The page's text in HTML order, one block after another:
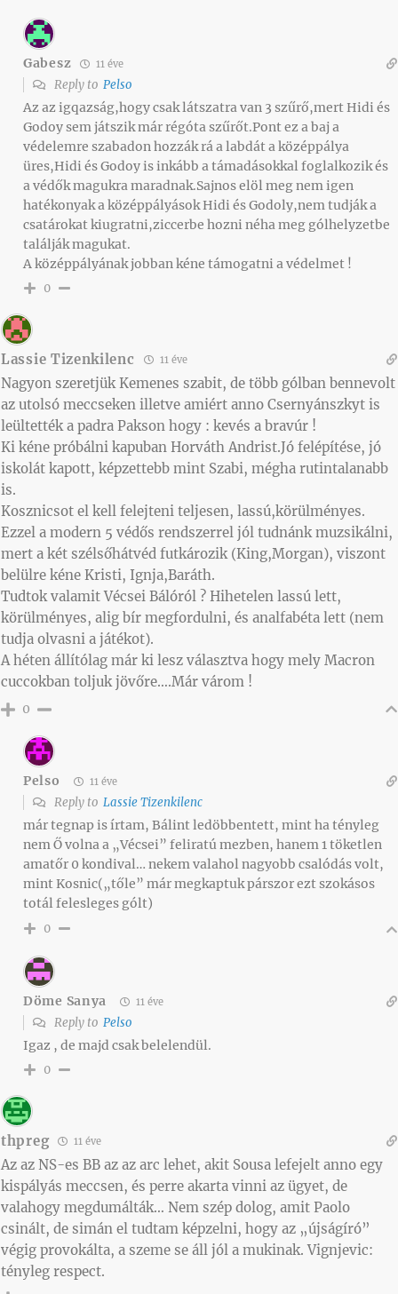
Gabesz 11 éve
Reply to Pelso
Az az igqazság,hogy csak látszatra van 3 szűrő,mert Hidi és
Godoy sem játszik már régóta szűrőt.Pont ez a baj a
védelemre szabadon hozzák rá a labdát a középpálya
üres,Hidi és Godoy is inkább a támadásokkal foglalkozik és
a védők magukra maradnak.Sajnos elöl meg nem igen
hatékonyak a középpályások Hidi és Godoly,nem tudják a
csatárokat kiugratni,ziccerbe hozni néha meg gólhelyzetbe
találják magukat.
A középpályának jobban kéne támogatni a védelmet !
0
Lassie Tizenkilenc 11 éve
Nagyon szeretjük Kemenes szabit, de több gólban bennevolt
az utolsó meccseken illetve amiért anno Csernyánszkyt is
leültették a padra Pakson hogy : kevés a bravúr !
Ki kéne próbálni kapuban Horváth Andrist.Jó felépítése, jó
iskolát kapott, képzettebb mint Szabi, mégha rutintalanabb
is.
Kosznicsot el kell felejteni teljesen, lassú,körülményes.
Ezzel a modern 5 védős rendszerrel jól tudnánk muzsikálni,
mert a két szélsőhátvéd futkározik (King,Morgan), viszont
belülre kéne Kristi, Ignja,Baráth.
Tudtok valamit Vécsei Bálóról ? Hihetelen lassú lett,
körülményes, alig bír megfordulni, és analfabéta lett (nem
tudja olvasni a játékot).
A héten állítólag már ki lesz választva hogy mely Macron
cuccokban toljuk jövőre….Már várom !
0
Pelso 11 éve
Reply to Lassie Tizenkilenc
már tegnap is írtam, Bálint ledöbbentett, mint ha tényleg
nem Ő volna a „Vécsei” feliratú mezben, hanem 1 töketlen
amatőr 0 kondival… nekem valahol nagyobb csalódás volt,
mint Kosnic(„tőle” már megkaptuk párszor ezt szokásos
totál felesleges gólt)
0
Döme Sanya 11 éve
Reply to Pelso
Igaz , de majd csak belelendül.
0
thpreg 11 éve
Az az NS-es BB az az arc lehet, akit Sousa lefejelt anno egy
kispályás meccsen, és perre akarta vinni az ügyet, de
valahogy megdumálták… Nem szép dolog, amit Paolo
csinált, de simán el tudtam képzelni, hogy az „újságíró”
végig provokálta, a szeme se áll jól a mukinak. Vignjevic:
tényleg respect.